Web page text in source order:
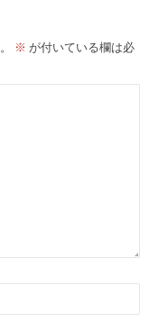
※ が付いている欄は必